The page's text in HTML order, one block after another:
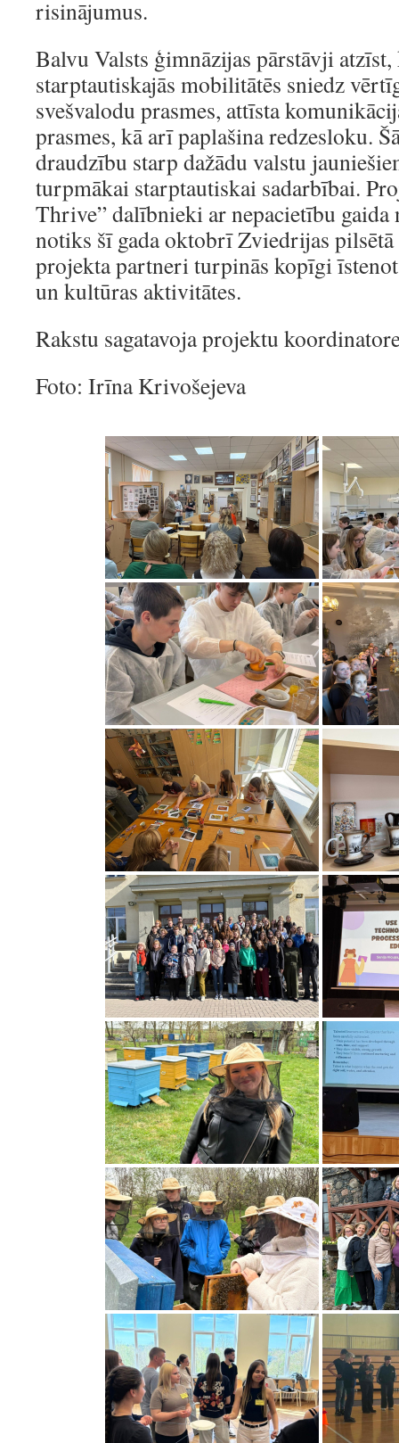
risinājumus.
Balvu Valsts ģimnāzijas pārstāvji atzīst,
starptautiskajās mobilitātēs sniedz
svešvalodu prasmes, attīsta
prasmes, kā arī paplašina redzesloku.
draudzību starp dažādu valstu
turpmākai starptautiskai sadarbībai.
Thrive” dalībnieki ar nepacietību gaida
notiks šī gada oktobrī Zviedrijas
projekta partneri turpinās kopīgi
un kultūras aktivitātes.
Rakstu sagatavoja projektu
Foto: Irīna Krivošejeva